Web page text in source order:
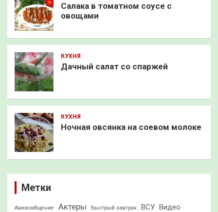
Салака в томатном соусе с
овощами
КУХНЯ
Дачный салат со спаржей
КУХНЯ
Ночная овсянка на соевом молоке
Метки
Авиасообщение Актеры Быстрый завтрак ВСУ Видео